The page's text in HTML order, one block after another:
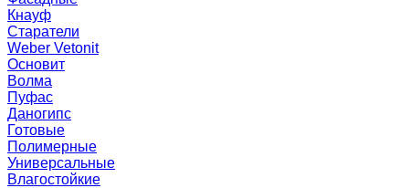
Кнауф
Старатели
Weber Vetonit
Основит
Волма
Пуфас
Даногипс
Готовые
Полимерные
Универсальные
Влагостойкие